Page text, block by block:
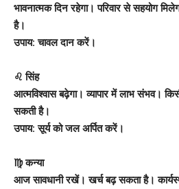
भावनात्मक दिन रहेगा। परिवार से सहयोग
है।
उपाय: चावल दान करें।
♌ सिंह
आत्मविश्वास बढ़ेगा। व्यापार में लाभ संभव।
सकती है।
उपाय: सूर्य को जल अर्पित करें।
♍ कन्या
आज सावधानी रखें। खर्च बढ़ सकता है।